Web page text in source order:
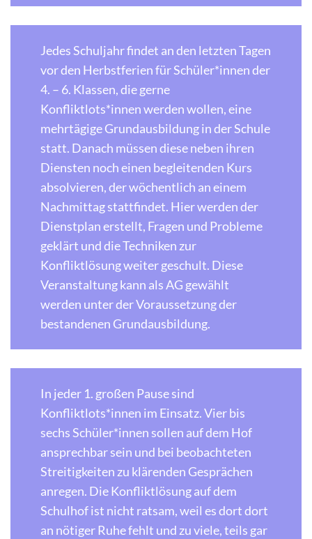
Jedes Schuljahr findet an den letzten Tagen
vor den Herbstferien für Schüler*innen der
4. – 6. Klassen, die gerne
Konfliktlots*innen werden wollen, eine
mehrtägige Grundausbildung in der Schule
statt. Danach müssen diese neben ihren
Diensten noch einen begleitenden Kurs
absolvieren, der wöchentlich an einem
Nachmittag stattfindet. Hier werden der
Dienstplan erstellt, Fragen und Probleme
geklärt und die Techniken zur
Konfliktlösung weiter geschult. Diese
Veranstaltung kann als AG gewählt
werden unter der Voraussetzung der
bestandenen Grundausbildung.
In jeder 1. großen Pause sind
Konfliktlots*innen im Einsatz. Vier bis
sechs Schüler*innen sollen auf dem Hof
ansprechbar sein und bei beobachteten
Streitigkeiten zu klärenden Gesprächen
anregen. Die Konfliktlösung auf dem
Schulhof ist nicht ratsam, weil es dort dort
an nötiger Ruhe fehlt und zu viele, teils gar